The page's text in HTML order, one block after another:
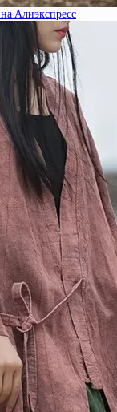
Алиэкспресс